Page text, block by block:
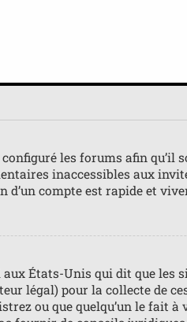
les forums afin qu’il
inaccessibles aux
d’un compte est rapide et
aux États-Unis qui dit que
légal) pour la collecte de
ou que quelqu’un le